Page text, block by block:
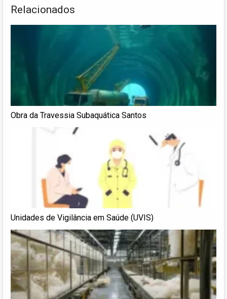
Relacionados
Obra da Travessia Subaquática Santos
Unidades de Vigilância em Saúde (UVIS)